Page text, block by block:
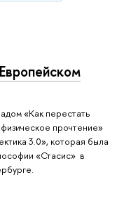
«Как перестать
прочтение»
3.0», которая была
«Стасис» в